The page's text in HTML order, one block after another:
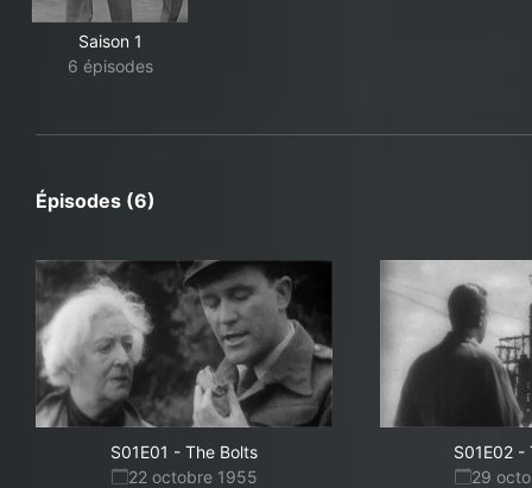
Saison 1
6 épisodes
Épisodes (6)
S01E01 - The Bolts
22 octobre 1955
S01E02 -
29